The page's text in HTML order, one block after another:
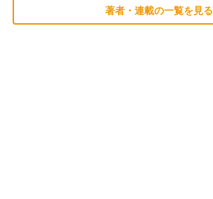
著者・連載の一覧を見る